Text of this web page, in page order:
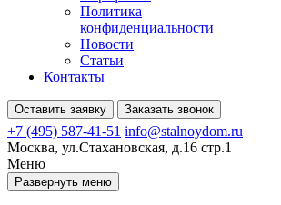
Политика
конфиденциальности
Новости
Статьи
Контакты
Оставить заявку Заказать звонок
+7 (495) 587-41-51 info@stalnoydom.ru
Москва, ул.Стахановская, д.16 стр.1
Меню
Развернуть меню